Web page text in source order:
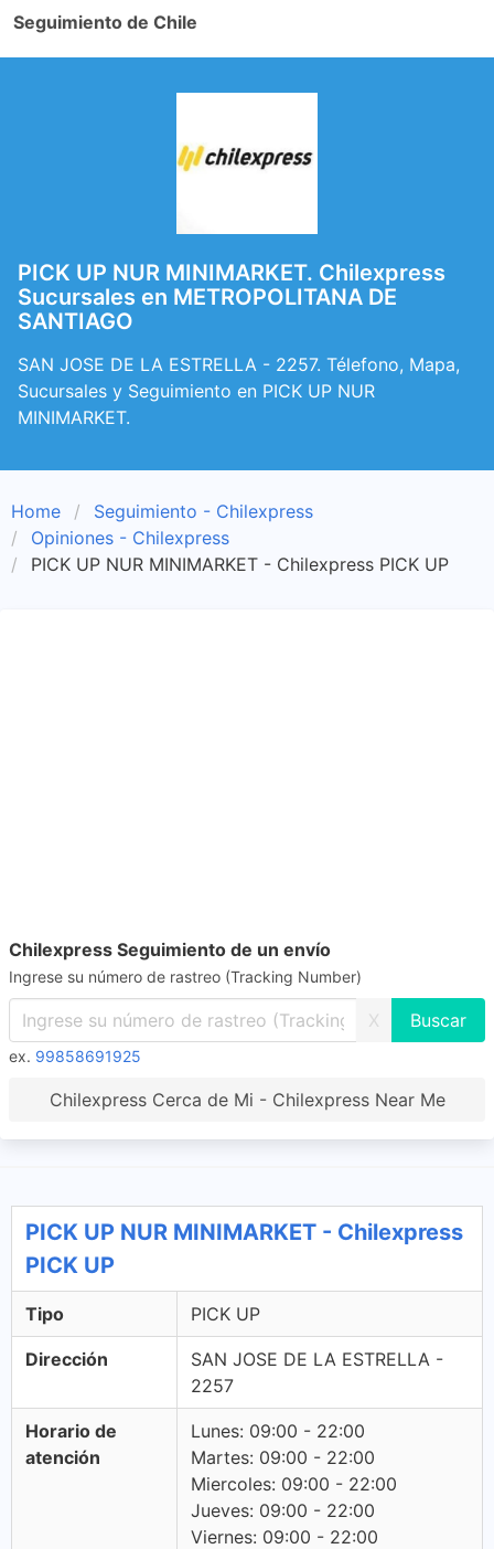
Seguimiento de Chile
PICK UP NUR MINIMARKET. Chilexpress
Sucursales en METROPOLITANA DE
SANTIAGO
SAN JOSE DE LA ESTRELLA - 2257. Télefono, Mapa,
Sucursales y Seguimiento en PICK UP NUR
MINIMARKET.
Home
Seguimiento - Chilexpress
Opiniones - Chilexpress
PICK UP NUR MINIMARKET - Chilexpress PICK UP
Chilexpress Seguimiento de un envío
Ingrese su número de rastreo (Tracking Number)
X
ex. 99858691925
Chilexpress Cerca de Mi - Chilexpress Near Me
PICK UP NUR MINIMARKET - Chilexpress
PICK UP
Tipo PICK UP
Dirección
SAN JOSE DE LA ESTRELLA -
2257
Horario de
atención
Lunes: 09:00 - 22:00
Martes: 09:00 - 22:00
Miercoles: 09:00 - 22:00
Jueves: 09:00 - 22:00
Viernes: 09:00 - 22:00